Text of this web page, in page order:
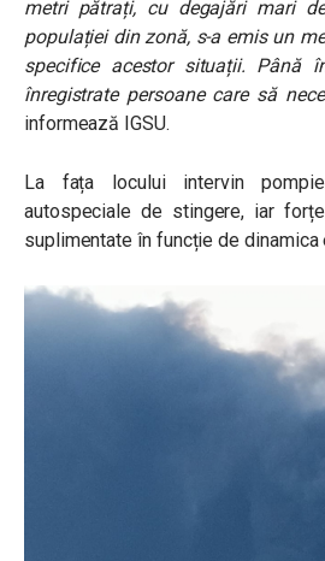
metri pătrați, cu degajări mari
populației din zonă, s-a emis un
specifice acestor situații. Până
înregistrate persoane care să
informează IGSU.
La fața locului intervin
autospeciale de stingere, iar
suplimentate în funcție de dinamica